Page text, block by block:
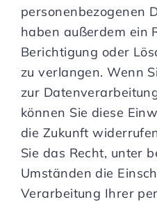
personenbezogenen
haben außerdem ein
Berichtigung oder
zu verlangen. Wenn
zur
können Sie diese
die Zukunft
Sie das Recht, unter
Umständen die
Verarbeitung Ihrer